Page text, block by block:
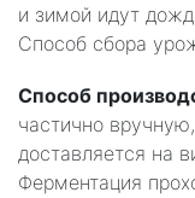
и зимой идут
Способ сбора
Способ
частично
доставляется на
Ферментация